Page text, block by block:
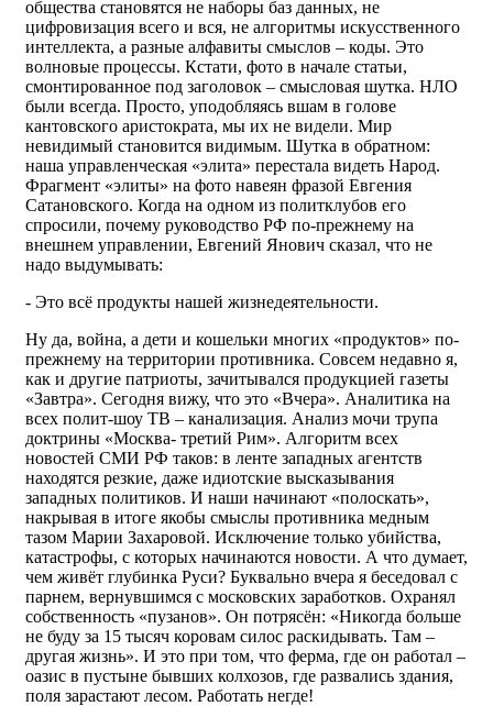
общества становятся не наборы баз данных, не
цифровизация всего и вся, не алгоритмы искусственного
интеллекта, а разные алфавиты смыслов – коды. Это
волновые процессы. Кстати, фото в начале статьи,
смонтированное под заголовок – смысловая шутка. НЛО
были всегда. Просто, уподобляясь вшам в голове
кантовского аристократа, мы их не видели. Мир
невидимый становится видимым. Шутка в обратном:
наша управленческая «элита» перестала видеть Народ.
Фрагмент «элиты» на фото навеян фразой Евгения
Сатановского. Когда на одном из политклубов его
спросили, почему руководство РФ по-прежнему на
внешнем управлении, Евгений Янович сказал, что не
надо выдумывать:
- Это всё продукты нашей жизнедеятельности.
Ну да, война, а дети и кошельки многих «продуктов» по-
прежнему на территории противника. Совсем недавно я,
как и другие патриоты, зачитывался продукцией газеты
«Завтра». Сегодня вижу, что это «Вчера». Аналитика на
всех полит-шоу ТВ – канализация. Анализ мочи трупа
доктрины «Москва- третий Рим». Алгоритм всех
новостей СМИ РФ таков: в ленте западных агентств
находятся резкие, даже идиотские высказывания
западных политиков. И наши начинают «полоскать»,
накрывая в итоге якобы смыслы противника медным
тазом Марии Захаровой. Исключение только убийства,
катастрофы, с которых начинаются новости. А что думает,
чем живёт глубинка Руси? Буквально вчера я беседовал с
парнем, вернувшимся с московских заработков. Охранял
собственность «пузанов». Он потрясён: «Никогда больше
не буду за 15 тысяч коровам силос раскидывать. Там –
другая жизнь». И это при том, что ферма, где он работал –
оазис в пустыне бывших колхозов, где развались здания,
поля зарастают лесом. Работать негде!